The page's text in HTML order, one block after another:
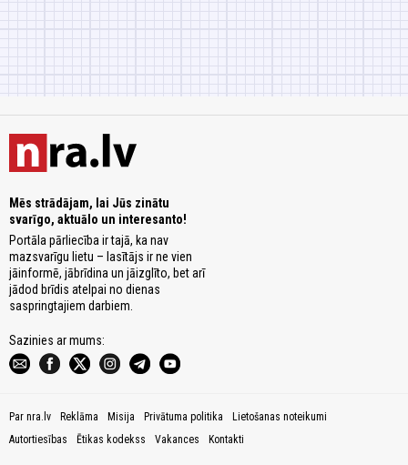
Mēs strādājam, lai Jūs zinātu
svarīgo, aktuālo un interesanto!
Portāla pārliecība ir tajā, ka nav
mazsvarīgu lietu – lasītājs ir ne vien
jāinformē, jābrīdina un jāizglīto, bet arī
jādod brīdis atelpai no dienas
saspringtajiem darbiem.
Sazinies ar mums:
Par nra.lv Reklāma Misija Privātuma politika
Lietošanas noteikumi
Autortiesības
Ētikas kodekss Vakances Kontakti